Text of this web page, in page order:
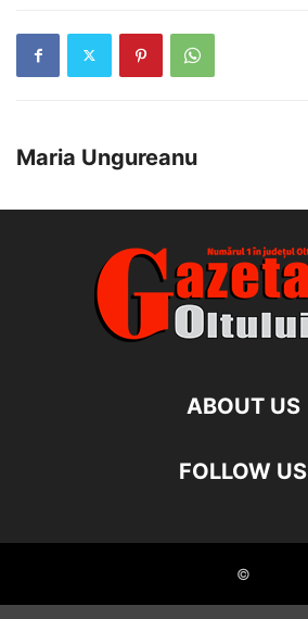
Maria Ungureanu
ABOUT US
FOLLOW US
©